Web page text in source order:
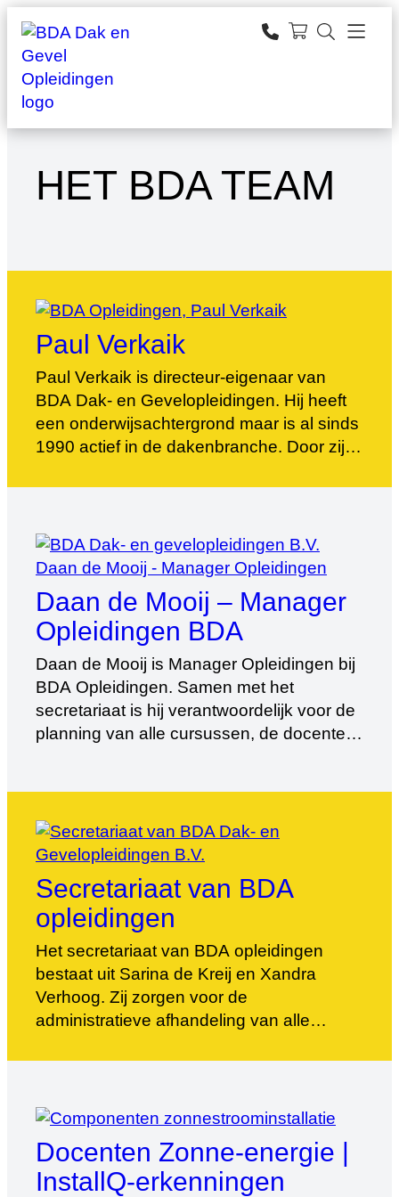
Ga
naar
de
inhoud
HET BDA TEAM
Paul Verkaik
Paul Verkaik is directeur-eigenaar van
BDA Dak- en Gevelopleidingen. Hij heeft
een onderwijsachtergrond maar is al sinds
1990 actief in de dakenbranche. Door zijn
technische vraagstukken te vertalen naar
verwerven deelnemers aan het
cursusprogramma op actieve en
vaardigheden.
Daan de Mooij – Manager
Opleidingen BDA
Daan de Mooij is Manager Opleidingen bij
BDA Opleidingen. Samen met het
secretariaat is hij verantwoordelijk voor de
planning van alle cursussen, de docenten
ervaring in de dakenbranche (hellende en
platte daken) en zonne-energie.
Secretariaat van BDA
opleidingen
Het secretariaat van BDA opleidingen
bestaat uit Sarina de Kreij en Xandra
Verhoog. Zij zorgen voor de
administratieve afhandeling van alle
facturatie en communicatie. Geen vraag is
Docenten Zonne-energie |
InstallQ-erkenningen